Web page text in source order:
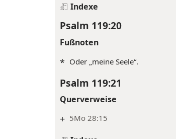
Indexe
Psalm 119:20
Fußnoten
* Oder „meine Seele“.
Psalm 119:21
Querverweise
+ 5Mo 28:15